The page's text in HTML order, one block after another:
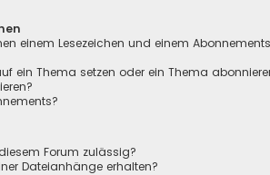
einem Lesezeichen und einem
ein Thema setzen oder ein Thema
Forum zulässig?
Dateianhänge erhalten?